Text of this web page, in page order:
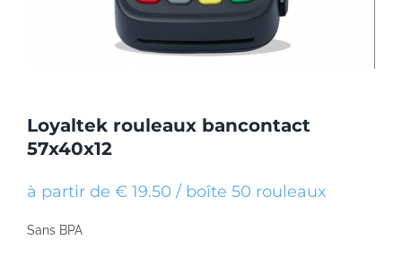
Loyaltek rouleaux bancontact
57x40x12
à partir de € 19.50 / boîte 50 rouleaux
Sans BPA